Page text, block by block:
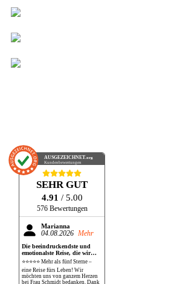
AUSGEZEICHNET.org
Kundenbewertungen
SEHR GUT
4.91 / 5.00
576 Bewertungen
Marianna
04.08.2026 Mehr
Die beeindruckendste und
emotionalste Reise, die wir
bisher gemacht haben!
⭐⭐⭐⭐⭐ Mehr als fünf Sterne –
eine Reise fürs Leben! Wir
möchten uns von ganzem Herzen
bei Frau Schmidt bedanken. Dank